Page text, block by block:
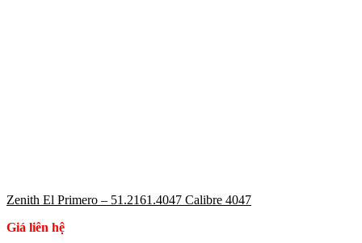
Zenith El Primero – 51.2161.4047 Calibre 4047
Giá liên hệ